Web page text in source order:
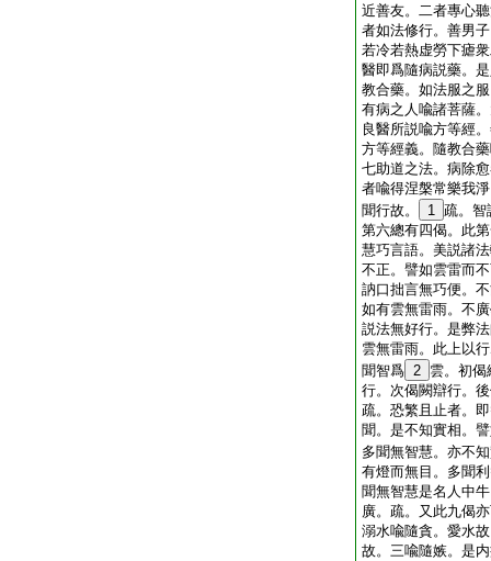
近善友。二者專心
者如法修行。善男
若冷若熱虚勞下瘧
醫即爲隨病説藥。
教合藥。如法服之
有病之人喩諸菩薩
良醫所説喩方等經
方等經義。隨教合
七助道之法。病除
者喩得涅槃常樂我
聞行故。
1 疏。智
第六總有四偈。此
慧巧言語。美説諸
不正。譬如雲雷而
訥口拙言無巧便。
如有雲無雷雨。不
説法無好行。是弊
雲無雷雨。此上以
聞智爲 2 雲。初
行。次偈闕辯行。
疏。恐繁且止者。
聞。是不知實相。
多聞無智慧。亦不
有燈而無目。多聞
聞無智慧是名人中
廣。疏。又此九偈
溺水喩隨貪。愛水
故。三喩隨嫉。是